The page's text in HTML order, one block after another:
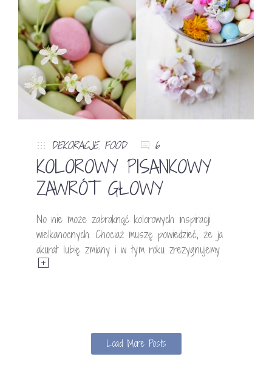
DEKORACJE, FOOD 6
KOLOROWY PISANKOWY
ZAWRÓT GŁOWY
No nie może zabraknąć kolorowych inspiracji
wielkanocnych. Chociaż muszę powiedzieć, że ja
akurat lubię zmiany i w tym roku zrezygnujemy
Load More Posts